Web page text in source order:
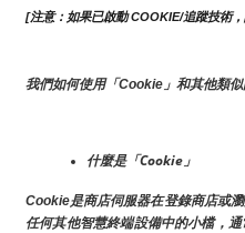
[注意：如果已啟動 COOKIE/追蹤技術
我們如何使用「Cookie」和其他類
什麼是「Cookie」
Cookie是商店伺服器在登錄商店或
任何其他智慧終端設備中的小檔，